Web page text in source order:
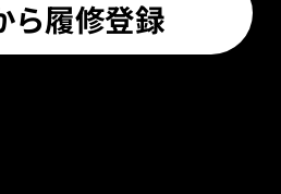
ら履修登録